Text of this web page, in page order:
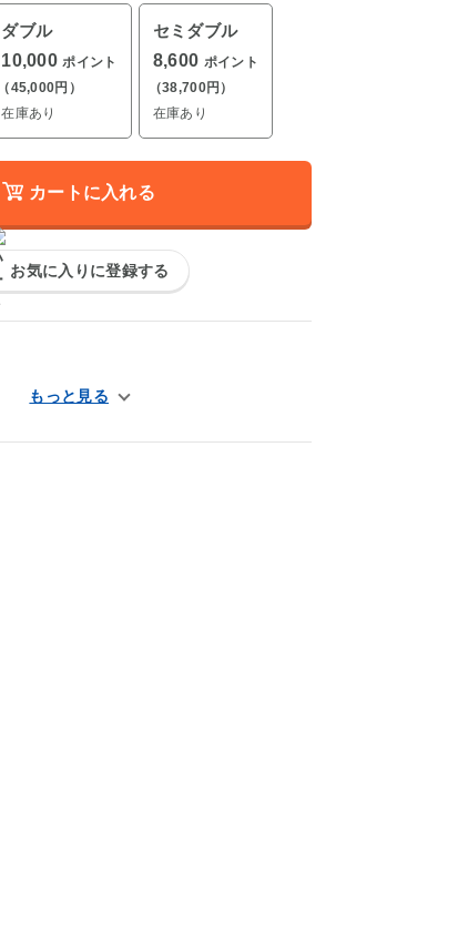
ダブル
10,000 ポイント
（45,000円）
在庫あり
セミダブル
8,600 ポイント
（38,700円）
在庫あり
カートに入れる
お気に入りに登録する